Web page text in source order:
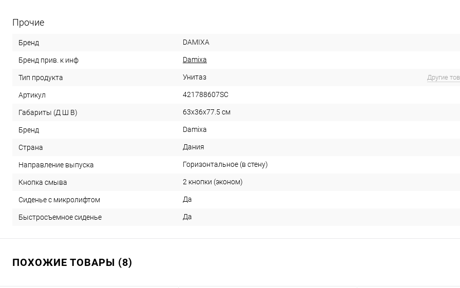
Прочие
Бренд DAMIXA
Бренд прив. к инф Damixa
Тип продукта Унитаз Другие
Артикул 421788607SC
Габариты (Д Ш В) 63x36x77.5 см
Бренд Damixa
Страна Дания
Направление выпуска Горизонтальное (в стену)
Кнопка смыва 2 кнопки (эконом)
Сиденье с микролифтом Да
Быстросъемное сиденье Да
ПОХОЖИЕ ТОВАРЫ (8)